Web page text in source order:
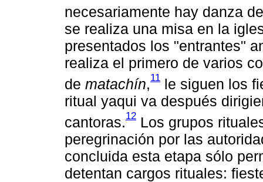
necesariamente hay danza
se realiza una misa en la
presentados los "entrantes"
realiza el primero de varios
de matachín,11 le siguen los
ritual yaqui va después
cantoras.12 Los grupos
peregrinación por las
concluida esta etapa sólo
detentan cargos rituales: